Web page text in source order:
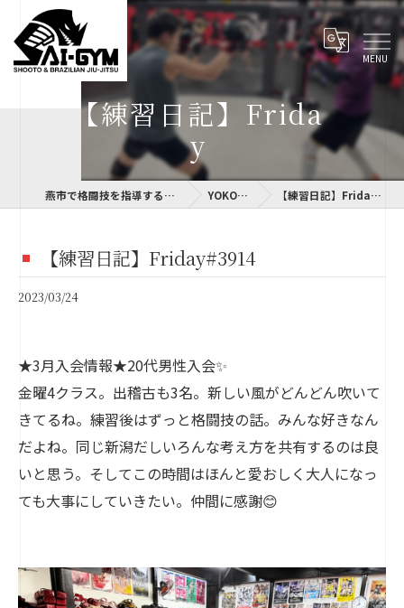
【練習日記】Frida
y
燕市で格闘技を指導するSAI-GYM YOKOLOG 【練習日記】Friday#3914
【練習日記】Friday#3914
2023/03/24
★3月入会情報★20代男性入会✨
金曜4クラス。出稽古も3名。新しい風がどんどん吹いて
きてるね。練習後はずっと格闘技の話。みんな好きなん
だよね。同じ新潟だしいろんな考え方を共有するのは良
いと思う。そしてこの時間はほんと愛おしく大人になっ
ても大事にしていきたい。仲間に感謝😊